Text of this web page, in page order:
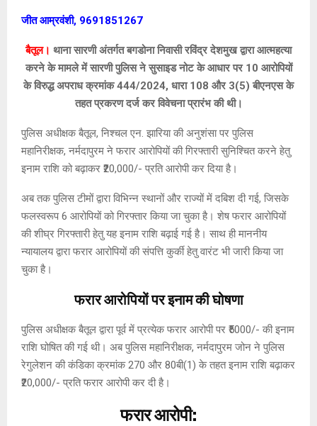
जीत आम्रवंशी, 9691851267
बैतूल। थाना सारणी अंतर्गत बगडोना निवासी रविंद्र देशमुख द्वारा आत्महत्या
करने के मामले में सारणी पुलिस ने सुसाइड नोट के आधार पर 10 आरोपियों
के विरुद्ध अपराध क्रमांक 444/2024, धारा 108 और 3(5) बीएनएस के
तहत प्रकरण दर्ज कर विवेचना प्रारंभ की थी।
पुलिस अधीक्षक बैतूल, निश्चल एन. झारिया की अनुशंसा पर पुलिस
महानिरीक्षक, नर्मदापुरम ने फरार आरोपियों की गिरफ्तारी सुनिश्चित करने हेतु
इनाम राशि को बढ़ाकर ₹20,000/- प्रति आरोपी कर दिया है।
अब तक पुलिस टीमों द्वारा विभिन्न स्थानों और राज्यों में दबिश दी गई, जिसके
फलस्वरूप 6 आरोपियों को गिरफ्तार किया जा चुका है। शेष फरार आरोपियों
की शीघ्र गिरफ्तारी हेतु यह इनाम राशि बढ़ाई गई है। साथ ही माननीय
न्यायालय द्वारा फरार आरोपियों की संपत्ति कुर्की हेतु वारंट भी जारी किया जा
चुका है।
फरार आरोपियों पर इनाम की घोषणा
पुलिस अधीक्षक बैतूल द्वारा पूर्व में प्रत्येक फरार आरोपी पर ₹5000/- की इनाम
राशि घोषित की गई थी। अब पुलिस महानिरीक्षक, नर्मदापुरम जोन ने पुलिस
रेगुलेशन की कंडिका क्रमांक 270 और 80बी(1) के तहत इनाम राशि बढ़ाकर
₹20,000/- प्रति फरार आरोपी कर दी है।
फरार आरोपी: